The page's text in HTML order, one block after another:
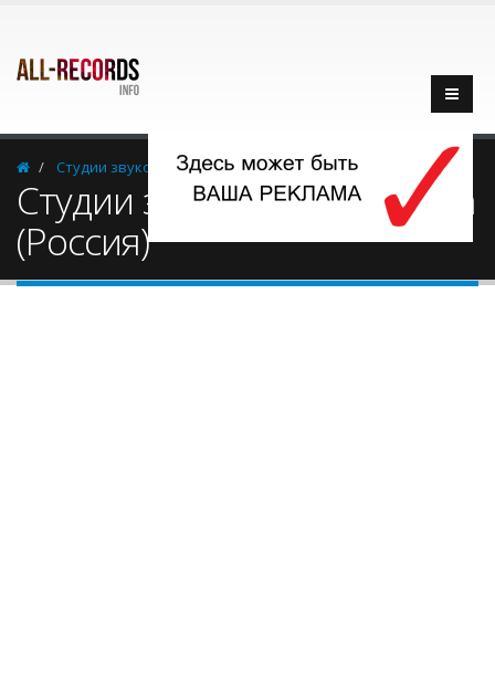
Cтудии звукозаписи Россия Пенза
Cтудии звукозаписи - Пенза
(Россия)